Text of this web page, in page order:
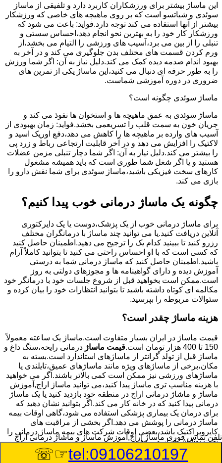
این ماساژ بیشتر برای ورزشکاران کاربرد دارد و تلفیقی از ماساز
سوئدی و شیاتسو است که بر روی ماهیچه های خاصی که ورزشکار
بیشتر از آنها استفاده می کند توجه دارد.فواید: باعث می شود که
ورزشکار کار خود را به بهترین نحو انجام دهد،احساس سستی و
تنبلی را از بین می برد،آسیب های ورزشی را التیام می بخشد،از
ورم کردن قسمت های مختلف بدن جلوگیری می کند و در آخر به
بهبود اندام صدمه دیده کمک می کند.دلیل نیاز به آن: اگر شما ورزش
را به طور حرفه ای دنبال می کنید،این ماساژ یکی از تمرین های
ضروری در دوره آموزشی شماست.
ماساژ سوئدی چگونه است؟
ماساژ سوئدی به عمق ماهیچه ها و استخوان ها نفوذ می کند و
جریان خون به سمت قلب را تسریعمی بخشد.فواید: زمان بهبودی از
آسیب های وارده بر ماهیچه ها را کاهش می دهد،دفع اوریک اسید و
لاکتیک را افزایش می دهد و در آخر قابلیت ارتجاعی رباط و زرد پی
را بیشتر می کند.دلیل نیاز به آن: اگر شما دچار تنبلی مزمن عضلات
هستید و یا اگر شغل شما طوری است که باید همیشه مشغول
کارهای سخت فیزیکی باشید،ماساژ سوئدی برای شما نقش دارو را
بازی می کند.
چگونه یک ماساژ درمانی خوب پیدا کنیم؟
برای ماساژ درمانی خوب از یک پزشک،دوست یا یک دایرکتوری
آنلاین دریافت کنید.یا می توانید چند ماساژ با درمانگران مختلف
رزرو کنید تا ببینید کدام یک را ترجیح می دهید.اطمینان حاصل کنید
که کسی است که با او احساس راحتی می کنید تا بتوانید کاملاً آرام
باشید.اطمینان حاصل کنید که ماساژ درمانی شما به درستی
آموزش دیده و دارای گواهینامه ها و مجوزهای دولتی به روز
است.ممکن است بخواهید قبل از شروع جلسات خود با درمانگر خود
مکالمه ای کوتاه داشته باشید تا بتوانید انتظارات خود را بیان کرده و
سئوالات مربوطه را بپرسید.
هزینه ماساژ چقدر است؟
قیمت ماساژ در ایران بسیار متفاوت است.ماساژ یک ساعته معمولاً
150 تا 400 هزار تومان است.
قیمت ماساژ درمانی رایحه،سنگ داغ و
ماساژ قبل از تولد گرانتر از ماساژهای استاندارد است.بسته به
مکان،برخی از ماساژهای ویژه مانند ماساژهای عمیق،تایلندی یا
ماساژهای ورزشی نیز ممکن است کمی بالاتر باشند.اگر می خواهید
با هزینه مناسب تری ماساژ پیدا کنید،می توانید ماساژ اراج,آموزش
ماساژ و ماشاژ درمانی اراج در منطقه خود بازدید کنید یا یک ماساژ
درمانی پیدا کنید که در خانه کار می کند.اگر بتوانید نشان دهید که
برای درمان یک بیماری پزشکی استفاده می شود،گاهی اوقات بیمه
ماساژ درمانی را پوشش می دهد.اگر بخشی از مراقبت های
کایروپراکتیک باشد،بعضی اوقات شرکت های بیمه ماساژ درمانی را
تحت پوشش قرار می دهند.
8/8/2026 3:16:17 PM
تلفن تماس فوریماساژ اراج,آموزش ماساژ و ماشاژ درمانی اراج
tel:09106210197
☞☏